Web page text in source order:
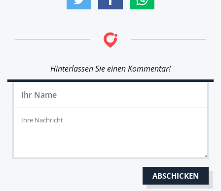
Hinterlassen Sie einen Kommentar!